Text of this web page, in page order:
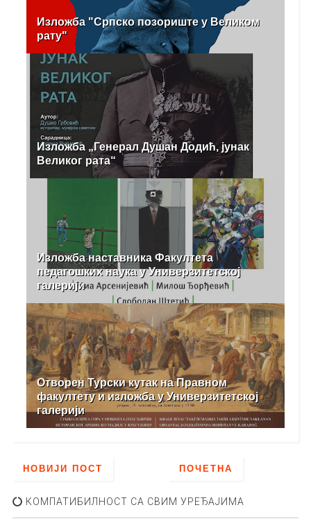
Изложба "Српско позориште у Великом
рату"
Изложба „Генерал Душан Додић, јунак
Великог рата“
Изложба наставника Факултета
педагошких наука у Универзитетској
галерији
Отворен Турски кутак на Правном
факултету и изложба у Универзитетској
галерији
НОВИЈИ ПОСТ ПОЧЕТНА
КОМПАТИБИЛНОСТ СА СВИМ УРЕЂАЈИМА